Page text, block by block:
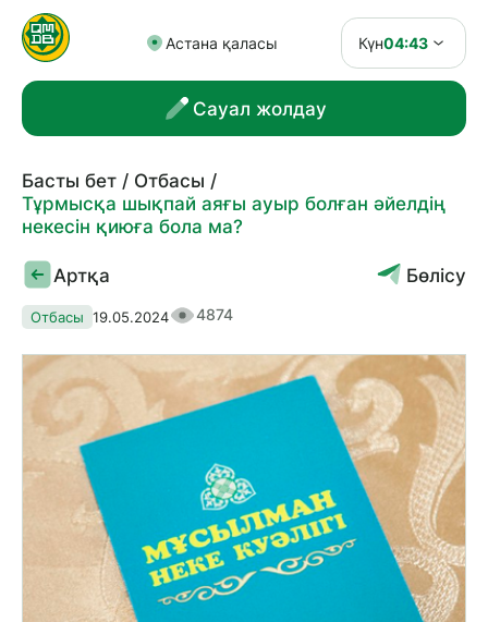
Астана қаласы Күн04:43
Сауал жолдау
Басты бет
Отбасы
Тұрмысқа шықпай аяғы ауыр болған әйелдің
некесін қиюға бола ма?
Артқа Бөлісу
Отбасы 19.05.2024 4874